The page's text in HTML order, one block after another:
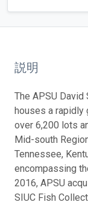
説明
The APSU
houses a rapidly
over 6,200 lots
Mid-south
Tennessee,
encompassing
2016, APSU
SIUC Fish